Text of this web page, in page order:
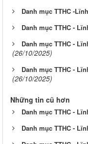
Danh mục TTHC -
Danh mục TTHC -
Danh mục TTHC -
(26/10/2025)
Danh mục TTHC -
(26/10/2025)
Những tin cũ hơn
Danh mục TTHC -
Danh mục TTHC -